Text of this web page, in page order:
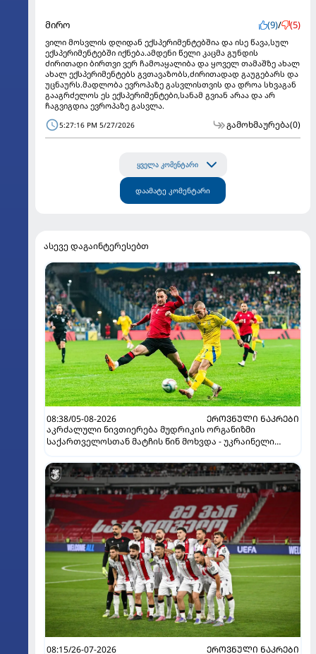
მირო (9)/ (5)
ვილი მოსვლის დღიდან ექსპერიმენტებშია და ისე წავა,სულ
ექსპერიმენტებში იქნება.ამდენი წელი კაცმა გუნდის
ძირითადი ბირთვი ვერ ჩამოაყალიბა და ყოველ თამაშზე ახალ
ახალ ექსპერიმენტებს გვთავაზობს,ძირითადად გაუგებარს და
უცნაურს.მადლობა ევროპაზე გასვლისთვის და დროა სხვაგან
გააგრძელოს ეს ექსპერიმენტები,სანამ გვიან არაა და არ
ჩაგვიგდია ევროპაზე გასვლა.
5:27:16 PM 5/27/2026 გამოხმაურება(0)
ყველა კომენტარი
დაამატე კომენტარი
ასევე დაგაინტერესებთ
08:38/05-08-2026
ᲔᲠᲝᲕᲜᲣᲚᲘ ᲜᲐᲙᲠᲔᲑᲘ
აკრძალული ნივთიერება მუდრიკის ორგანიზმი
საქართველოსთან მატჩის წინ მოხვდა - უკრაინელი
ინფორმაციას ავრცელებს
08:15/26-07-2026 ᲔᲠᲝᲕᲜᲣᲚᲘ ᲜᲐᲙᲠᲔᲑᲘ